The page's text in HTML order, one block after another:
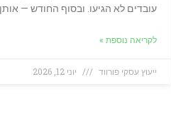
עובדים לא הגיעו. ובסוף החודש —
לקריאה נוספת »
ייעוץ עסקי פורווד יוני 12, 2026